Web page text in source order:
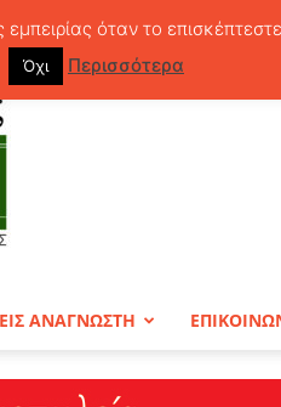
ΑΝΑΓΝΩΣΤΗ
όταν το
Όχι Περισσότερα